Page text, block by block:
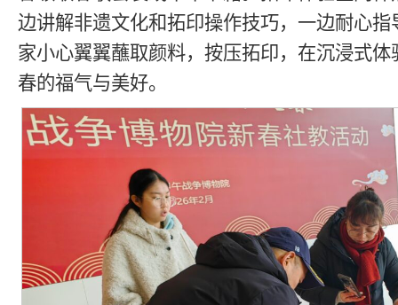
边讲解非遗文化和拓印操作技巧，一边耐心
家小心翼翼蘸取颜料，按压拓印，在沉浸式
春的福气与美好。